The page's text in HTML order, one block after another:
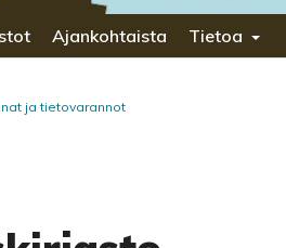
Ajankohtaista Tietoa
ja tietovarannot